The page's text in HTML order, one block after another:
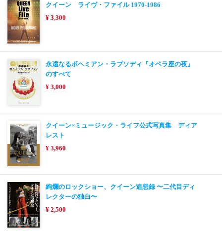
クイーン ライヴ・ファイル 1970-1986
¥ 3,300
永遠なるボヘミアン・ラプソディ『オペラ座の夜』
のすべて
¥ 3,000
クイーン×ミュージック・ライフ公式写真集 ディア
レスト
¥ 3,960
絢爛のロックショー、クイーン追想録 〜二代目ディ
レクターの独白〜
¥ 2,500